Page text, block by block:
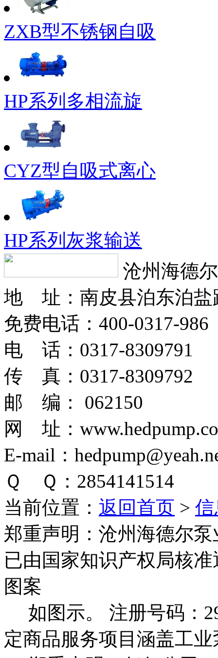
ZXB型不锈钢自吸
HP系列多相流旋
CYZ型自吸式离心
HP系列灰浆输送
沧州海德
地 址：南皮县泊东泊盐
免费电话：400-0317-986
电 话：0317-8309791
传 真：0317-8309792
邮 编： 062150
网 址：
E-mail：
Ｑ Ｑ：2854141514
当前位置： 返回首页 >
郑重声明： 沧州海德尔
已由国家知识产权局核
图案
如图示。 注册号码：
定商品服务项目涵盖工